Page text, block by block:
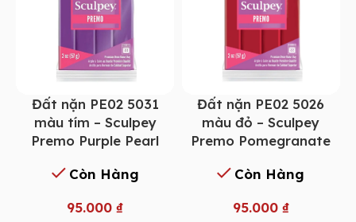
Đất nặn PE02 5031
màu tím – Sculpey
Premo Purple Pearl
Còn Hàng
95.000 ₫
Đất nặn PE02 5026
màu đỏ – Sculpey
Premo Pomegranate
Còn Hàng
95.000 ₫